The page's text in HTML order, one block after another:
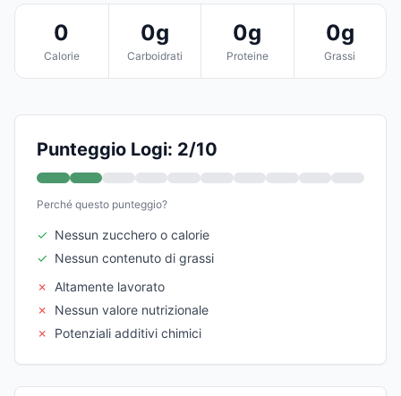
0
Calorie
0g
Carboidrati
0g
Proteine
0g
Grassi
Punteggio Logi: 2/10
Perché questo punteggio?
✓ Nessun zucchero o calorie
✓ Nessun contenuto di grassi
✗
Altamente lavorato
✗
Nessun valore nutrizionale
✗
Potenziali additivi chimici